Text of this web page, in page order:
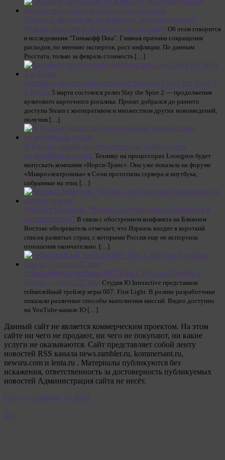
Овощи и фрукты не по карману: россияне начали
больше экономить на продуктах питания Об этом говорится
в исследовании "Тинькофф Data". Главная причина сокращения
расходов, по мнению экспертов, рост инфляции. По данным
Росстата, только за февраль стоимость […]
Китайцы уничтожают рейтинг рогалика Slay the Spire 2
в Steam 5 марта состоялся релиз Slay the Spire 2 — продолжения
культового карточного рогалика. Проект добрался до раннего
доступа Steam с кооперативом и множеством других нововведений,
получив […]
В России появятся отечественные компьютеры
на китайских чипах Технику на процессорах Loongson будет
выпускать компания «Норси-Транс». Она уже показала на форуме
«Микроэлектроника» в Сочи прототипы сервера и ноутбука,
собранные на этих […]
Михаил Макогон: “Война – не причина скатываться в
авторитаризм” В связи с обострением конфликта на Ближнем
Востоке обозреватель отмечает, что Израиль входит в короткий
список развитых стран, с которыми Россия еще не испортила
отношения окончательно. […]
Геймплейный трейлер 007: First Light про Джеймса
Бонда — релиз 27 мая Студия IO Interactive представила
геймплейный трейлер игры 007: First Light. В ролике разработчики
показали различные способы выполнения миссий. Видео доступно
на YouTube-канале IO […]
Данный сайт не является коммерческим проектом. На этом
сайте ни чего не продают, ни чего не покупают, ни какие
услуги не оказываются. Сайт представляет собой ленту
новостей RSS канала news.rambler.ru, kommersant.ru,
newsru.com и lenta.ru . Материалы публикуются без
искажения, ответственность за достоверность публикуемых
новостей Администрация сайта не несёт.
Сайт от psikhoter @ 2023
Top